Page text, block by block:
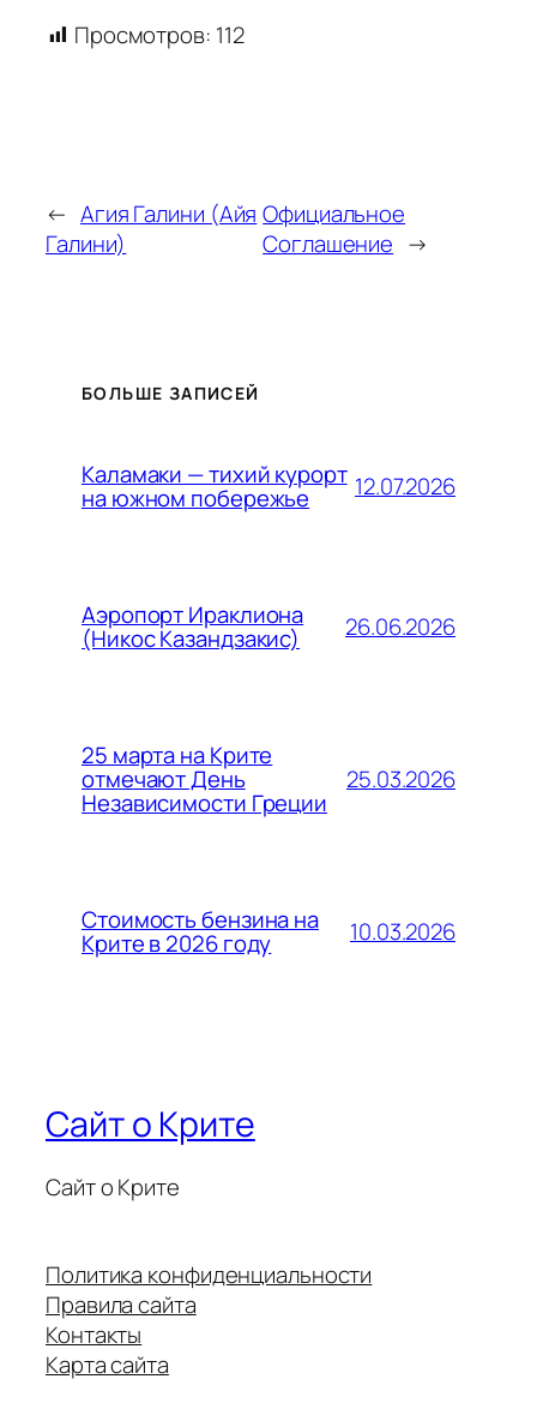
Просмотров: 112
← Агия Галини (Айя
Галини)
Официальное
Соглашение →
БОЛЬШЕ ЗАПИСЕЙ
Каламаки — тихий курорт
на южном побережье 12.07.2026
Аэропорт Ираклиона
(Никос Казандзакис) 26.06.2026
25 марта на Крите
отмечают День
Независимости Греции
25.03.2026
Стоимость бензина на
Крите в 2026 году 10.03.2026
Сайт о Крите
Сайт о Крите
Политика конфиденциальности
Правила сайта
Контакты
Карта сайта